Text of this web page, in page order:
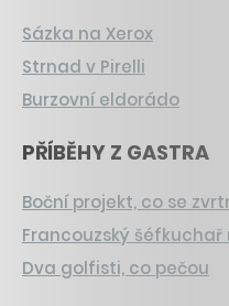
Sázka na Xerox
Strnad v Pirelli
Burzovní eldorádo
PŘÍBĚHY Z GASTRA
Boční projekt, co se
Francouzský šéfkuchař
Dva golfisti, co pečou